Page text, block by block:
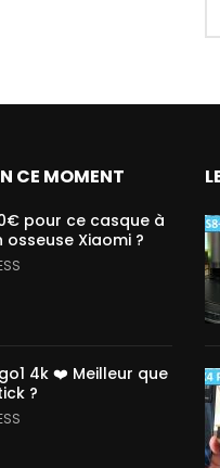
CE MOMENT
pour ce casque à
Xiaomi ?
4k ❤️ Meilleur que
?